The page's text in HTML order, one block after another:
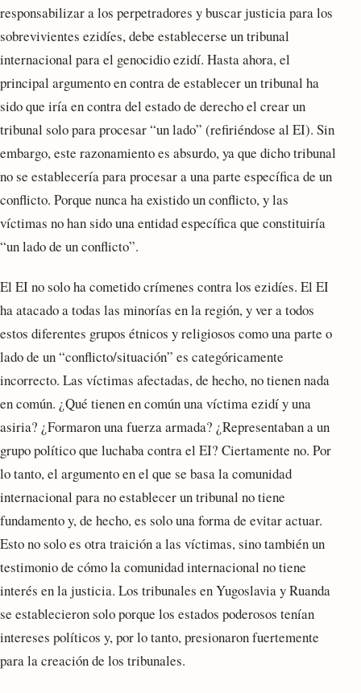
responsabilizar a los perpetradores y buscar justicia para los
sobrevivientes ezidíes, debe establecerse un tribunal
internacional para el genocidio ezidí. Hasta ahora, el
principal argumento en contra de establecer un tribunal ha
sido que iría en contra del estado de derecho el crear un
tribunal solo para procesar “un lado” (refiriéndose al EI). Sin
embargo, este razonamiento es absurdo, ya que dicho tribunal
no se establecería para procesar a una parte específica de un
conflicto. Porque nunca ha existido un conflicto, y las
víctimas no han sido una entidad específica que constituiría
“un lado de un conflicto”.
El EI no solo ha cometido crímenes contra los ezidíes. El EI
ha atacado a todas las minorías en la región, y ver a todos
estos diferentes grupos étnicos y religiosos como una parte o
lado de un “conflicto/situación” es categóricamente
incorrecto. Las víctimas afectadas, de hecho, no tienen nada
en común. ¿Qué tienen en común una víctima ezidí y una
asiria? ¿Formaron una fuerza armada? ¿Representaban a un
grupo político que luchaba contra el EI? Ciertamente no. Por
lo tanto, el argumento en el que se basa la comunidad
internacional para no establecer un tribunal no tiene
fundamento y, de hecho, es solo una forma de evitar actuar.
Esto no solo es otra traición a las víctimas, sino también un
testimonio de cómo la comunidad internacional no tiene
interés en la justicia. Los tribunales en Yugoslavia y Ruanda
se establecieron solo porque los estados poderosos tenían
intereses políticos y, por lo tanto, presionaron fuertemente
para la creación de los tribunales.